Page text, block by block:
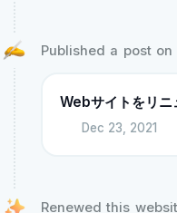
Published a post on
Webサイトをリニ
Dec 23, 2021
Renewed this